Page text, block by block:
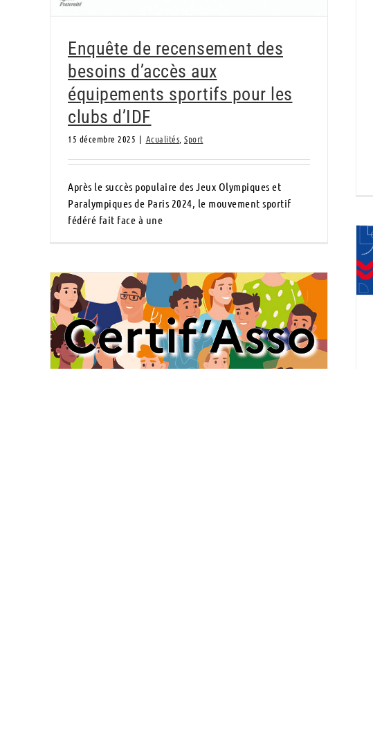
Enquête de recensement des
besoins d’accès aux
équipements sportifs pour les
clubs d’IDF
15 décembre 2025 | Acualités Sport
Après le succès populaire des Jeux Olympiques et
Paralympiques de Paris 2024, le mouvement sportif
fédéré fait face à une
Certif’Asso : un nouveau nom, une nouvelle
dynamique pour la formation des bénévoles !